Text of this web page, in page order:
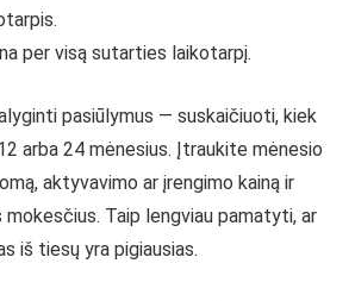
per visą sutarties laikotarpį.
pasiūlymus — suskaičiuoti, kiek
arba 24 mėnesius. Įtraukite mėnesio
aktyvavimo ar įrengimo kainą ir
mokesčius. Taip lengviau pamatyti, ar
iš tiesų yra pigiausias.